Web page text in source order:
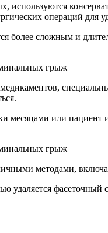
операций для
более сложным и
грыж
месяцами или
грыж
методами,
удаляется